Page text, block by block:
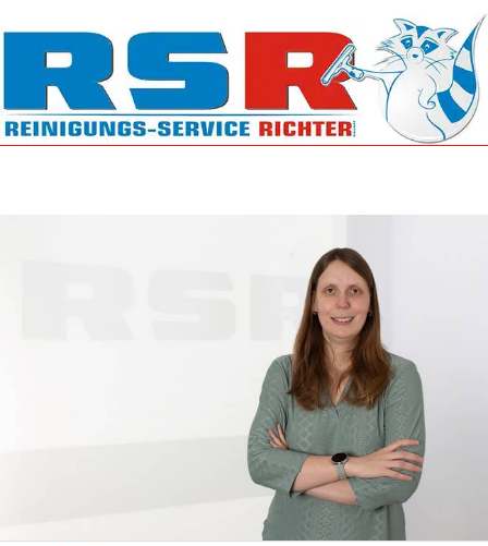
Unternehmen
Team